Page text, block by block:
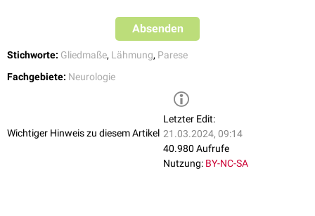
Absenden
Stichworte: Gliedmaße, Lähmung, Parese
Fachgebiete: Neurologie
Wichtiger Hinweis zu diesem Artikel
Letzter Edit:
21.03.2024, 09:14
40.980 Aufrufe
Nutzung: BY-NC-SA